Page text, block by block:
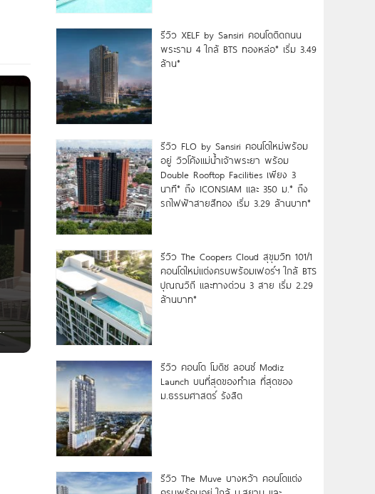
รีวิว XELF by Sansiri คอนโดติดถนน
พระราม 4 ใกล้ BTS ทองหล่อ* เริ่ม 3.49
ล้าน*
รีวิว FLO by Sansiri คอนโดใหม่พร้อม
อยู่ วิวโค้งแม่น้ำเจ้าพระยา พร้อม
Double Rooftop Facilities เพียง 3
นาที* ถึง ICONSIAM และ 350 ม.* ถึง
รถไฟฟ้าสายสีทอง เริ่ม 3.29 ล้านบาท*
รีวิว The Coopers Cloud สุขุมวิท 101/1
คอนโดใหม่แต่งครบพร้อมเฟอร์ฯ ใกล้ BTS
ปุณณวิถี และทางด่วน 3 สาย เริ่ม 2.29
ล้านบาท*
รีวิว คอนโด โมดิซ ลอนซ์ Modiz
Launch บนที่สุดของทำเล ที่สุดของ
ม.ธรรมศาสตร์ รังสิต
รีวิว The Muve บางหว้า คอนโดแต่ง